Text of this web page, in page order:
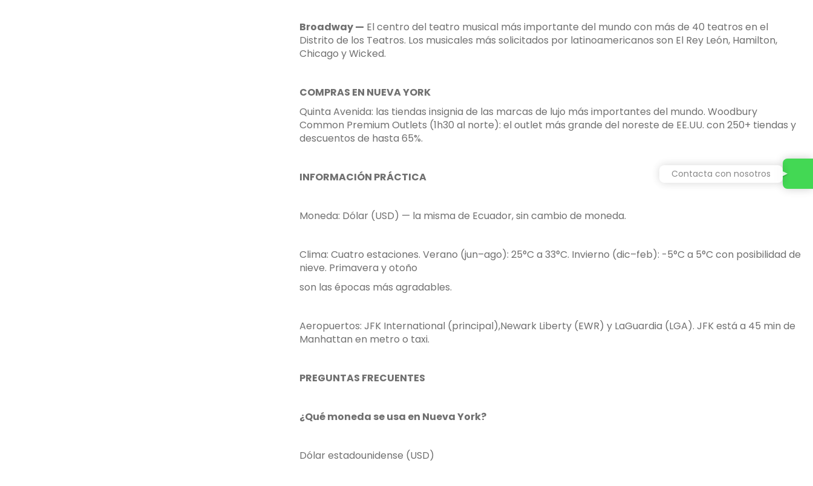
Broadway — El centro del teatro musical más importante del mundo con más de 40 teatros en el
Distrito de los Teatros. Los musicales más solicitados por latinoamericanos son El Rey León, Hamilton,
Chicago y Wicked.
COMPRAS EN NUEVA YORK
Quinta Avenida: las tiendas insignia de las marcas de lujo más importantes del mundo. Woodbury
Common Premium Outlets (1h30 al norte): el outlet más grande del noreste de EE.UU. con 250+ tiendas y
descuentos de hasta 65%.
INFORMACIÓN PRÁCTICA
Moneda: Dólar (USD) — la misma de Ecuador, sin cambio de moneda.
Clima: Cuatro estaciones. Verano (jun–ago): 25°C a 33°C. Invierno (dic–feb): -5°C a 5°C con posibilidad de
nieve. Primavera y otoño
son las épocas más agradables.
Aeropuertos: JFK International (principal),Newark Liberty (EWR) y LaGuardia (LGA). JFK está a 45 min de
Manhattan en metro o taxi.
PREGUNTAS FRECUENTES
¿Qué moneda se usa en Nueva York?
Dólar estadounidense (USD)
Contacta con nosotros